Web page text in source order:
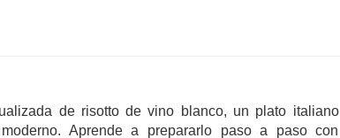
de risotto de vino blanco, un plato italiano
Aprende a prepararlo paso a paso con